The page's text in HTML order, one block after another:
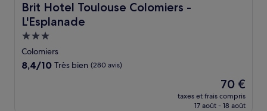
Brit Hotel Toulouse Colomiers -
L'Esplanade
Brit Hotel Toulouse Colomiers - L'Esplanade
Hébergement
3.0 étoiles
Colomiers
8.4
8,4/10 Très bien (280 avis)
Le
nouveau
prix
70 €
taxes et frais compris
17 août - 18 août